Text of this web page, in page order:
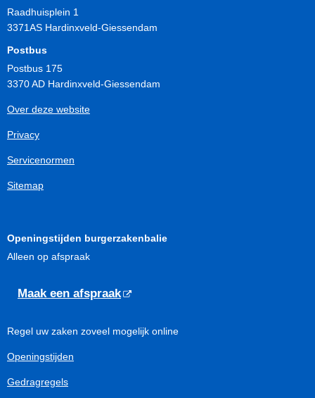
Raadhuisplein 1
3371AS Hardinxveld-Giessendam
Postbus
Postbus 175
3370 AD Hardinxveld-Giessendam
Over deze website
Privacy
Servicenormen
Sitemap
Openingstijden burgerzakenbalie
Alleen op afspraak
Maak een afspraak
Regel uw zaken zoveel mogelijk online
Openingstijden
Gedragregels